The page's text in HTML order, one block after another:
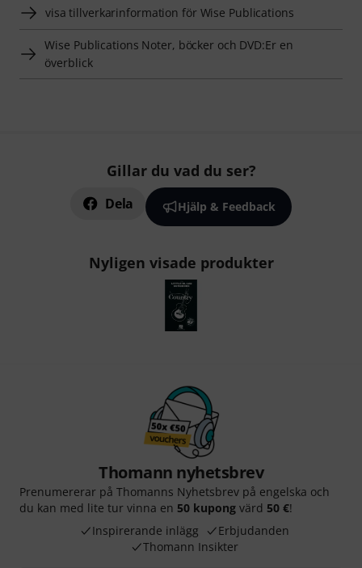
visa tillverkarinformation för Wise Publications
Wise Publications Noter, böcker och DVD:Er en
överblick
Gillar du vad du ser?
Dela Hjälp & Feedback
Nyligen visade produkter
Thomann nyhetsbrev
Prenumererar på Thomanns Nyhetsbrev på engelska och
du kan med lite tur vinna en 50 kupong värd 50 €!
Inspirerande inlägg
Erbjudanden
Thomann Insikter